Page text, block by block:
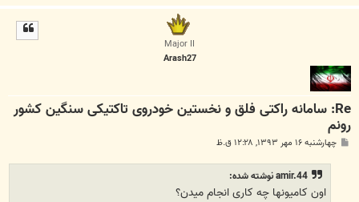
Major II
Arash27
Re: سامانه راکتی فلق و نخستین خودروی تاکتیکی سنگین کشور
رونم
س
چهارشنبه ۱۶ مهر ۱۳۹۳, ۱۲:۲۸ ق.ظ
amir.44 نوشته شده:
اون کامیونها چه کاری انجام میدن؟